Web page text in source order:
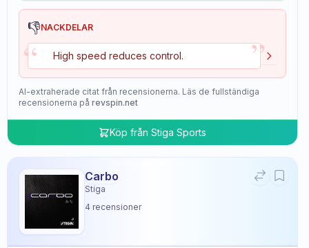
👎NACKDELAR
“ High speed reduces control. ”
AI-extraherade citat från recensionerna. Läs de fullständiga
recensionerna på revspin.net
Köp från Stiga Sports
Carbo
Stiga
4 recensioner